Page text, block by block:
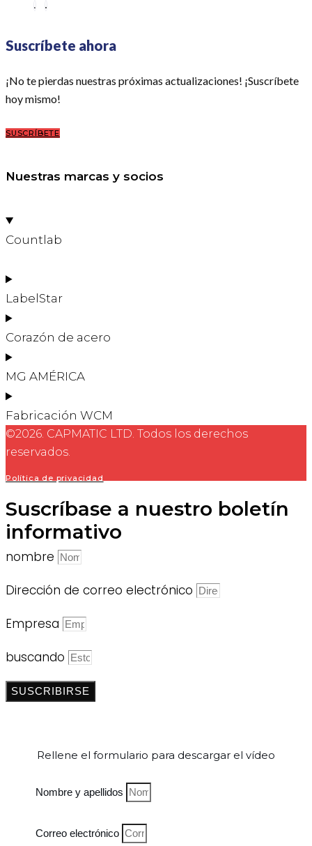
Suscríbete ahora
¡No te pierdas nuestras próximas actualizaciones! ¡Suscríbete
hoy mismo!
SUSCRÍBETE
Nuestras marcas y socios
Countlab
LabelStar
Corazón de acero
MG AMÉRICA
Fabricación WCM
©2026. CAPMATIC LTD. Todos los derechos
reservados.
Política de privacidad
Suscríbase a nuestro boletín
informativo
nombre
Dirección de correo electrónico
Empresa
buscando
SUSCRIBIRSE
Rellene el formulario para descargar el vídeo
Nombre y apellidos
Correo electrónico